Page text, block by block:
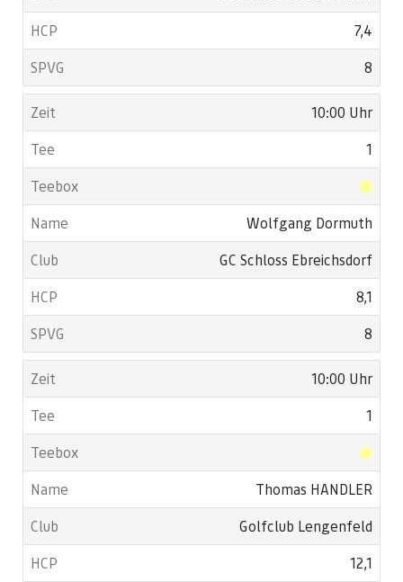
7,4
8
10:00 Uhr
1
Wolfgang Dormuth
GC Schloss Ebreichsdorf
8,1
8
10:00 Uhr
1
Thomas HANDLER
Golfclub Lengenfeld
12,1